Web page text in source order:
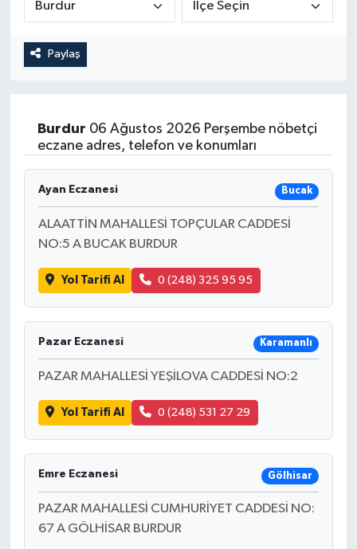
Paylaş
Burdur 06 Ağustos 2026 Perşembe nöbetçi
eczane adres, telefon ve konumları
Ayan Eczanesi Bucak
ALAATTİN MAHALLESİ TOPÇULAR CADDESİ
NO:5 A BUCAK BURDUR
Yol Tarifi Al 0 (248) 325 95 95
Pazar Eczanesi Karamanlı
PAZAR MAHALLESİ YEŞİLOVA CADDESİ NO:2
Yol Tarifi Al 0 (248) 531 27 29
Emre Eczanesi Gölhisar
PAZAR MAHALLESİ CUMHURİYET CADDESİ NO:
67 A GÖLHİSAR BURDUR
Duyurular
Teknoloji
Akhisar Emlak
Ülke
Etiketler
Tarım-Gıda
Röportaj
Dünya
Yaşam
Kadın
Etiketler